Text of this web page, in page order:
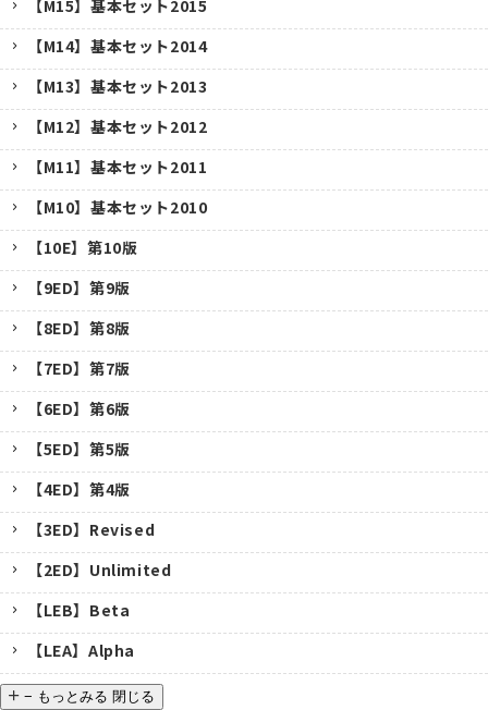
【M15】基本セット2015
【M14】基本セット2014
【M13】基本セット2013
【M12】基本セット2012
【M11】基本セット2011
【M10】基本セット2010
【10E】第10版
【9ED】第9版
【8ED】第8版
【7ED】第7版
【6ED】第6版
【5ED】第5版
【4ED】第4版
【3ED】Revised
【2ED】Unlimited
【LEB】Beta
【LEA】Alpha
− もっとみる 閉じる